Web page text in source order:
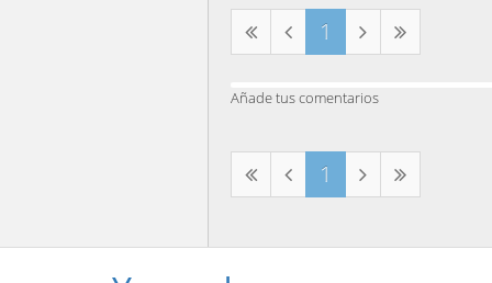
1
Añade tus comentarios
1